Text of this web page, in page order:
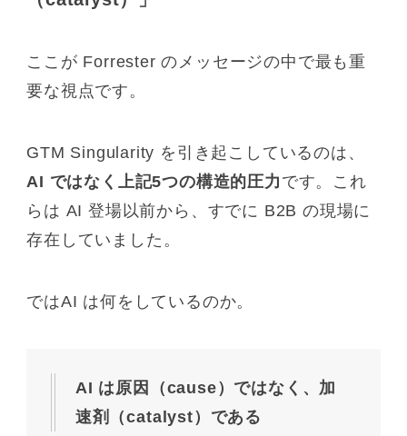
ここが Forrester のメッセージの中で最も重
要な視点です。
GTM Singularity を引き起こしているのは、
AI ではなく上記5つの構造的圧力 です。これ
らは AI 登場以前から、すでに B2B の現場に
存在していました。
ではAI は何をしているのか。
AI は原因（cause）ではなく、加
速剤（catalyst）である